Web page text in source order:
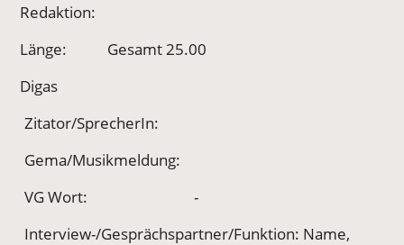
Redaktion:
Länge:
Gesamt 25.00
Digas
Zitator/SprecherIn:
Gema/Musikmeldung:
VG Wort:
-
Interview-/Gesprächspartner/Funktion: Name,